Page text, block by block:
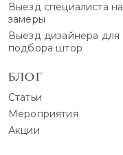
Выезд специалиста на
замеры
Выезд дизайнера для
подбора штор
БЛОГ
Статьи
Мероприятия
Акции